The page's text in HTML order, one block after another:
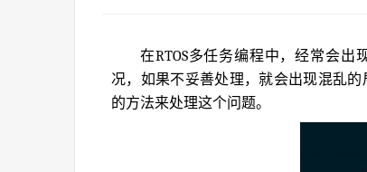
在RTOS多任务编程中，经常会出
况，如果不妥善处理，就会出现混乱
的方法来处理这个问题。